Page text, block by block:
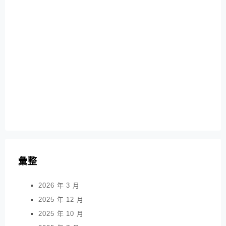
彙整
2026 年 3 月
2025 年 12 月
2025 年 10 月